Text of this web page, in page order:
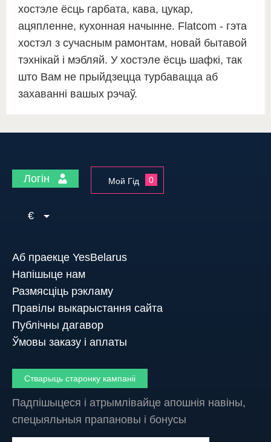
хостэле ёсць гарбата, кава, цукар,
ацяпленне, кухонная начынне. Flatcom - гэта
хостэл з сучасным рамонтам, новай бытавой
тэхнікай і мэбляй. У хостэле ёсць шафкі, так
што Вам не прыйдзецца турбавацца аб
захаванні вашых рэчаў.
Логін Мой Гід 0
€
Аб праекце YesBelarus
Напішыце нам
Размясціць рэкламу
Правілы выкарыстання сайта
Публічны дагавор
Ўмовы заказу і аплаты
Стварыць старонку кампаніі
Падпішыцеся і атрымлівайце апошнія навіны,
спецыяльныя прапановы і бонусы